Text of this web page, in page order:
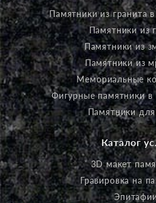
Памятники из гранита
Памятники из
Памятники из
Памятники из
Мемориальные
Фигурные памятники в
Памятники
Каталог
3D макет
Гравировка на